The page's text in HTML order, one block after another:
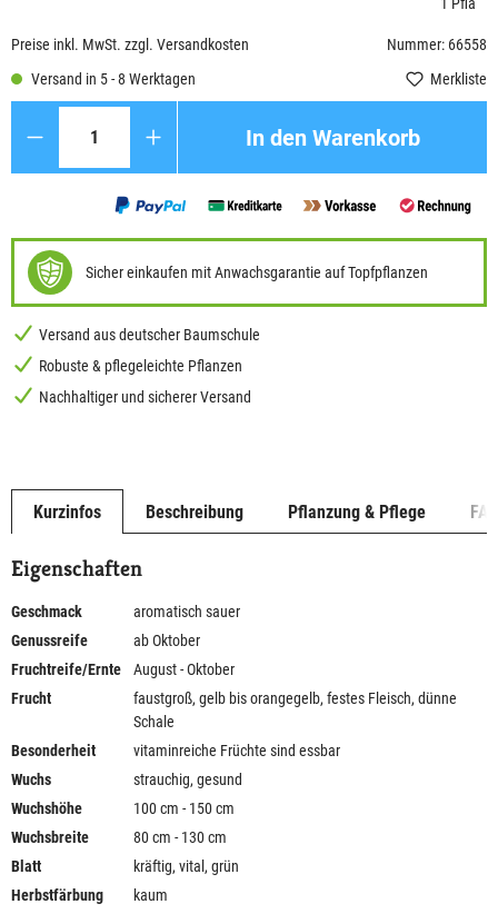
Preise inkl. MwSt. zzgl. Versandkosten
Nummer: 66558
Versand in 5 - 8 Werktagen
Merkliste
In den Warenkorb
Sicher einkaufen mit Anwachsgarantie auf Topfpflanzen
Versand aus deutscher Baumschule
Robuste & pflegeleichte Pflanzen
Nachhaltiger und sicherer Versand
Kurzinfos Beschreibung Pflanzung & Pflege
Eigenschaften
Geschmack
aromatisch sauer
Genussreife
ab Oktober
Fruchtreife/Ernte
August - Oktober
Frucht
faustgroß, gelb bis orangegelb, festes Fleisch, dünne
Schale
Besonderheit
vitaminreiche Früchte sind essbar
Wuchs
strauchig, gesund
Wuchshöhe
100 cm - 150 cm
Wuchsbreite
80 cm - 130 cm
Blatt
kräftig, vital, grün
Herbstfärbung
kaum